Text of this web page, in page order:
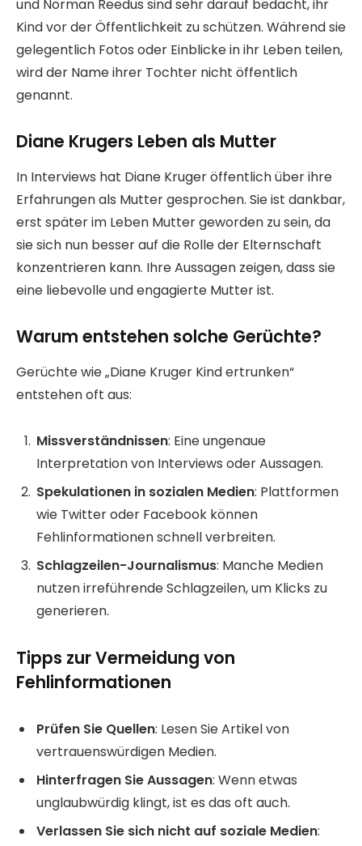
und Norman Reedus sind sehr darauf bedacht, ihr
Kind vor der Öffentlichkeit zu schützen. Während sie
gelegentlich Fotos oder Einblicke in ihr Leben teilen,
wird der Name ihrer Tochter nicht öffentlich
genannt.
Diane Krugers Leben als Mutter
In Interviews hat Diane Kruger öffentlich über ihre
Erfahrungen als Mutter gesprochen. Sie ist dankbar,
erst später im Leben Mutter geworden zu sein, da
sie sich nun besser auf die Rolle der Elternschaft
konzentrieren kann. Ihre Aussagen zeigen, dass sie
eine liebevolle und engagierte Mutter ist.
Warum entstehen solche Gerüchte?
Gerüchte wie „Diane Kruger Kind ertrunken“
entstehen oft aus:
Missverständnissen: Eine ungenaue
Interpretation von Interviews oder Aussagen.
Spekulationen in sozialen Medien: Plattformen
wie Twitter oder Facebook können
Fehlinformationen schnell verbreiten.
Schlagzeilen-Journalismus: Manche Medien
nutzen irreführende Schlagzeilen, um Klicks zu
generieren.
Tipps zur Vermeidung von
Fehlinformationen
Prüfen Sie Quellen: Lesen Sie Artikel von
vertrauenswürdigen Medien.
Hinterfragen Sie Aussagen: Wenn etwas
unglaubwürdig klingt, ist es das oft auch.
Verlassen Sie sich nicht auf soziale Medien: